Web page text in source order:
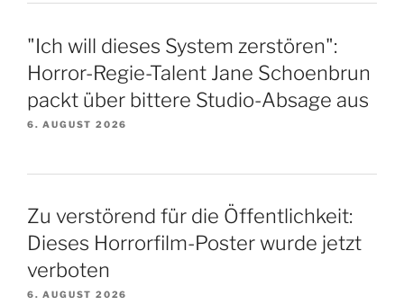
"Ich will dieses System zerstören":
Horror-Regie-Talent Jane Schoenbrun
packt über bittere Studio-Absage aus
6. AUGUST 2026
Zu verstörend für die Öffentlichkeit:
Dieses Horrorfilm-Poster wurde jetzt
verboten
6. AUGUST 2026